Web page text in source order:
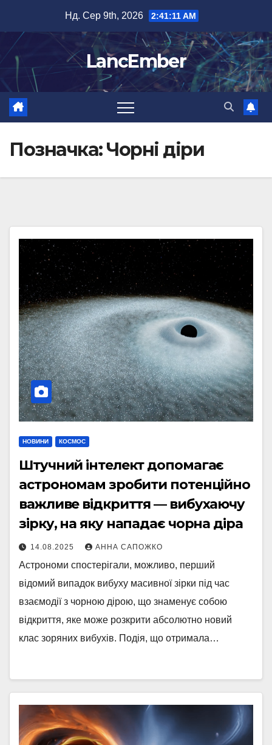
вмісту
Нд. Сер 9th, 2026 2:41:11 AM
LancEmber
Позначка:Чорні діри
НОВИНИ КОСМОС
Штучний інтелект допомагає
астрономам зробити потенційно
важливе відкриття — вибухаючу
зірку, на яку нападає чорна діра
14.08.2025 АННА САПОЖКО
Астрономи спостерігали, можливо, перший
відомий випадок вибуху масивної зірки під час
взаємодії з чорною дірою, що знаменує собою
відкриття, яке може розкрити абсолютно новий
клас зоряних вибухів. Подія, що отримала…